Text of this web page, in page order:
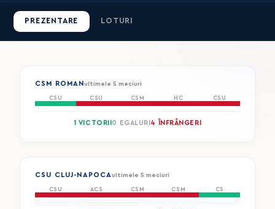
PREZENTARE LOTURI
CSM ROMANultimele 5 meciuri
CSU CSU CSM HC CSU
1 VICTORII 0 EGALURI 4 ÎNFRÂNGERI
CSU CLUJ-NAPOCAultimele 5 meciuri
CSU ACS CSM CSM CS